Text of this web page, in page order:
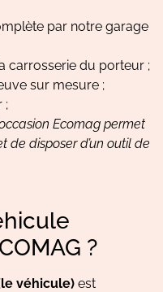
par notre garage
carrosserie du porteur ;
sur mesure ;
;
Ecomag permet
de disposer d’un outil de
?
véhicule) est